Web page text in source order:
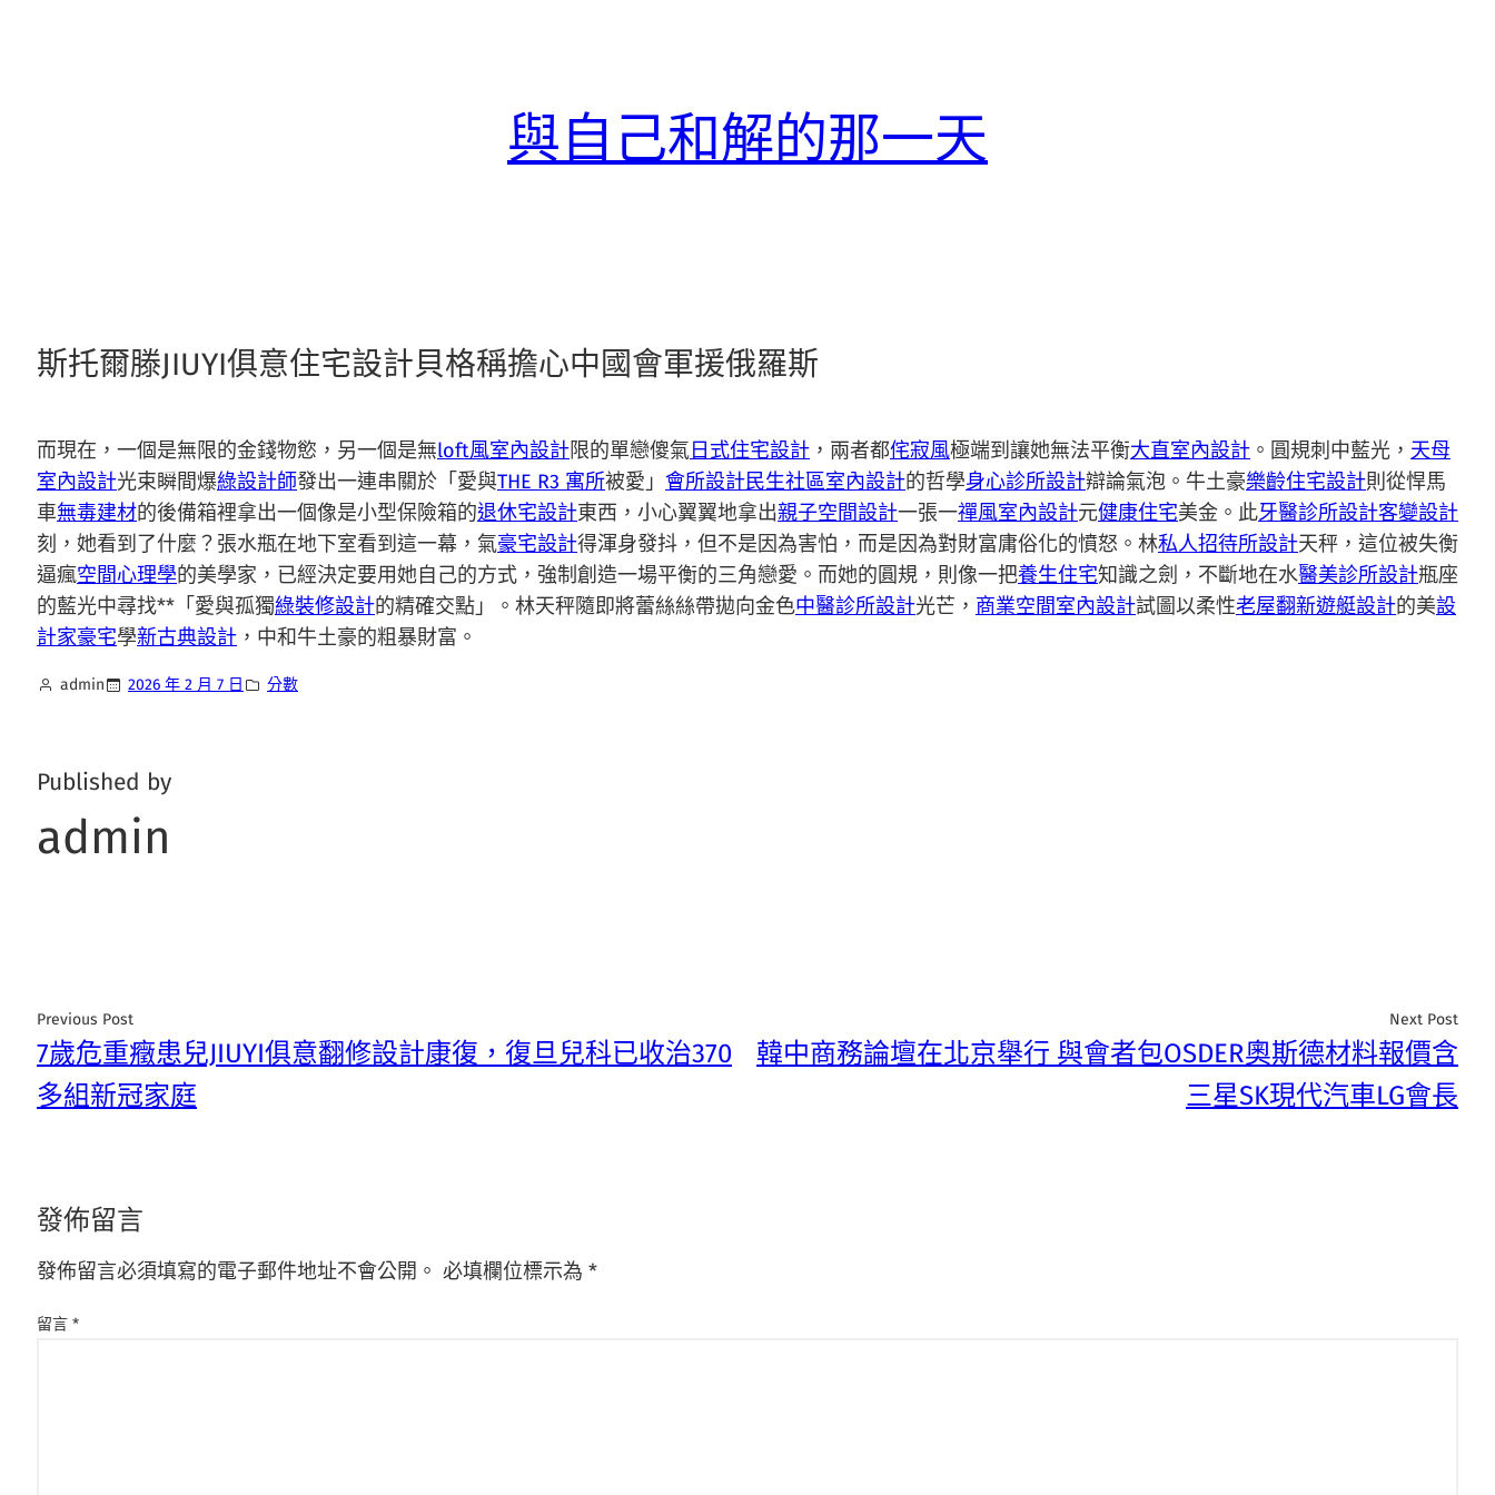
與自己和解的那一天
斯托爾滕JIUYI俱意住宅設計貝格稱擔心中國會軍援俄羅斯
而現在，一個是無限的金錢物慾，另一個是無loft風室內設計限的單戀傻氣日式住宅設計 ，兩者都侘寂風極端到讓她無法平衡大直室內設計 。圓規刺中藍光， 天母
室內設計光束瞬間爆綠設計師發出一連串關於「愛與THE R3 寓所被愛」 會所設計民生社區室內設計的哲學身心診所設計辯論氣泡。牛土豪樂齡住宅設計則從悍馬
車無毒建材的後備箱裡拿出一個像是小型保險箱的退休宅設計東西，小心翼翼地拿出親子空間設計一張一禪風室內設計元健康住宅美金。此牙醫診所設計客變設計
刻，她看到了什麼？張水瓶在地下室看到這一幕，氣豪宅設計得渾身發抖，但不是因為害怕，而是因為對財富庸俗化的憤怒。林私人招待所設計天秤，這位被失衡
逼瘋空間心理學的美學家，已經決定要用她自己的方式，強制創造一場平衡的三角戀愛。而她的圓規，則像一把養生住宅知識之劍，不斷地在水醫美診所設計瓶座
的藍光中尋找**「愛與孤獨綠裝修設計的精確交點」。林天秤隨即將蕾絲絲帶拋向金色中醫診所設計光芒， 商業空間室內設計試圖以柔性老屋翻新遊艇設計的美設
計家豪宅學新古典設計 ，中和牛土豪的粗暴財富。
admin 2026 年 2 月 7 日 分數
Published by
admin
Previous Post
7歲危重癥患兒JIUYI俱意翻修設計康復，復旦兒科已收治370
多組新冠家庭
Next Post
韓中商務論壇在北京舉行 與會者包OSDER奧斯德材料報價含
三星SK現代汽車LG會長
發佈留言
發佈留言必須填寫的電子郵件地址不會公開。 必填欄位標示為 *
留言 *